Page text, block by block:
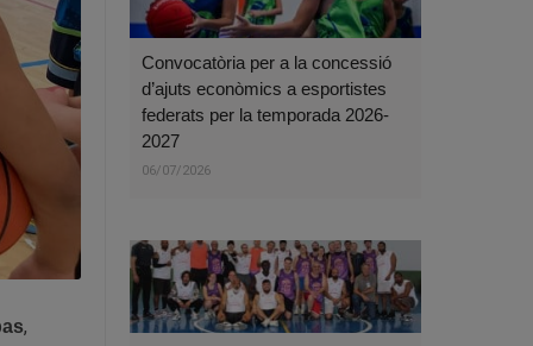
,
Convocatòria per a la concessió
d’ajuts econòmics a esportistes
federats per la temporada 2026-
2027
06/07/2026